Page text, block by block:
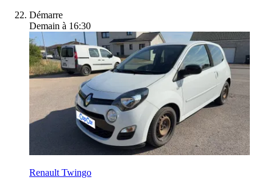
Démarre
Demain à 16:30
Renault Twingo